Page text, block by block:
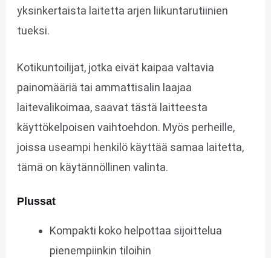
yksinkertaista laitetta arjen liikuntarutiinien
tueksi.
Kotikuntoilijat, jotka eivät kaipaa valtavia
painomääriä tai ammattisalin laajaa
laitevalikoimaa, saavat tästä laitteesta
käyttökelpoisen vaihtoehdon. Myös perheille,
joissa useampi henkilö käyttää samaa laitetta,
tämä on käytännöllinen valinta.
Plussat
Kompakti koko helpottaa sijoittelua
pienempiinkin tiloihin